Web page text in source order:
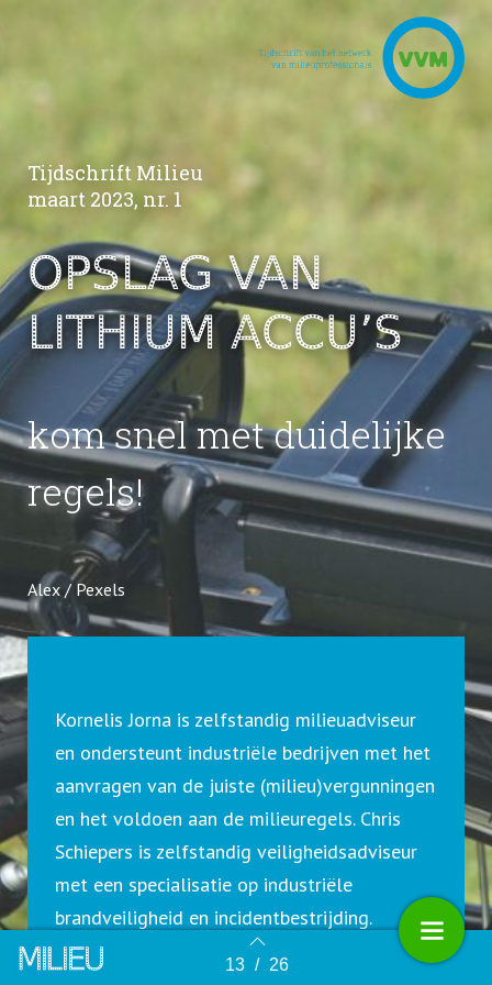
Terug naar overzicht 13 / 26
Tijdschrift Milieu
maart 2023, nr. 1
OPSLAG VAN
LITHIUM ACCU’S
kom snel met duidelijke
regels!
Alex / Pexels
Kornelis Jorna is zelfstandig milieuadviseur
en ondersteunt industriële bedrijven met het
aanvragen van de juiste (milieu)vergunningen
en het voldoen aan de milieuregels. Chris
Schiepers is zelfstandig veiligheidsadviseur
met een specialisatie op industriële
brandveiligheid en incidentbestrijding.